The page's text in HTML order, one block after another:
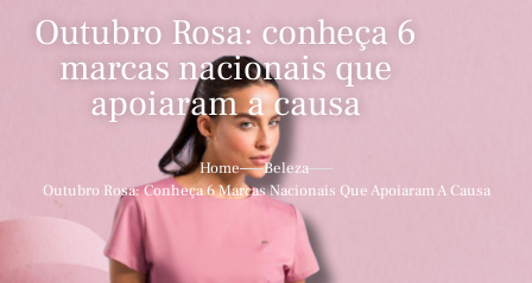
Outubro Rosa: conheça 6
marcas nacionais que
apoiaram a causa
Home
Beleza
Outubro Rosa: Conheça 6 Marcas Nacionais Que Apoiaram A Causa